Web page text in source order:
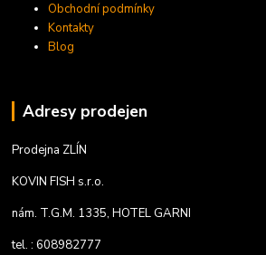
Obchodní podmínky
Kontakty
Blog
Adresy prodejen
Prodejna ZLÍN
KOVIN FISH s.r.o.
nám. T.G.M. 1335, HOTEL GARNI
tel. : 608982777